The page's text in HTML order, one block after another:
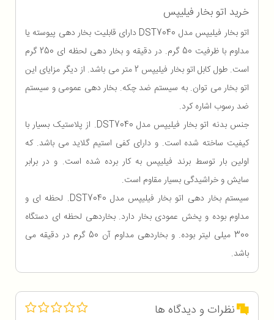
خرید اتو بخار فیلیپس
اتو بخار فیلیپس مدل DST7040 دارای قابلیت بخار دهی پیوسته یا
مداوم با ظرفیت 50 گرم. در دقیقه و بخار دهی لحظه ای 250 گرم
است. طول کابل اتو بخار فیلیپس 2 متر می باشد. از دیگر مزایای این
اتو بخار می توان. به سیستم ضد چکه. بخار دهی عمومی و سیستم
ضد رسوب اشاره کرد.
جنس بدنه اتو بخار فیلیپس مدل DST7040. از پلاستیک بسیار با
کیفیت ساخته شده است. و دارای کفی استیم گلاید می باشد. که
اولین بار توسط برند فیلیپس به کار برده شده است. و در برابر
سایش و خراشیدگی بسیار مقاوم است.
سیستم بخار دهی اتو بخار فیلیپس مدل DST7040. لحظه ای و
مداوم بوده و پخش عمودی بخار دارد. بخاردهی لحظه ای دستگاه
300 میلی لیتر بوده. و بخاردهی مداوم آن 50 گرم در دقیقه می
باشد.
نظرات و دیدگاه ها